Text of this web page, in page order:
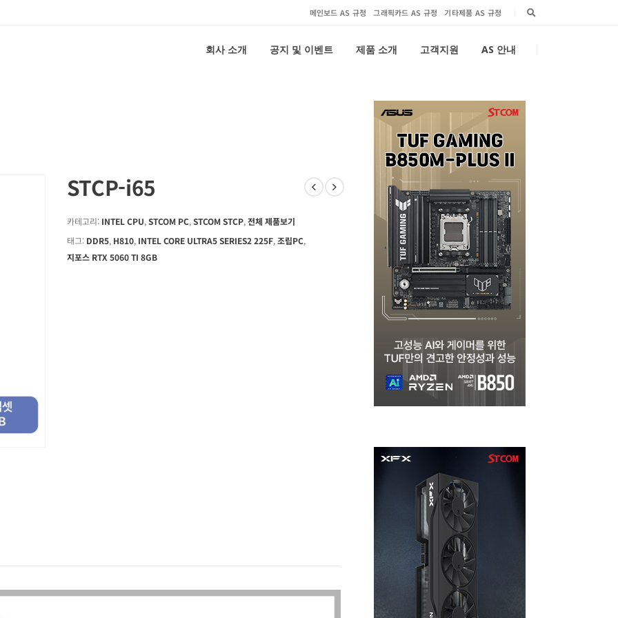
메인보드 AS 규정 그래픽카드 AS 규정 기타제품 AS 규정
회사 소개 공지 및 이벤트 제품 소개 고객지원 AS 안내
STCP-i65
카테고리: INTEL CPU,STCOM PC,STCOM STCP,전체 제품보기
태그: DDR5, H810, INTEL CORE ULTRA5 SERIES2 225F,조립PC,
지포스 RTX 5060 TI 8GB